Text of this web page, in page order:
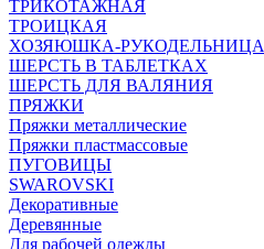
ТРИКОТАЖНАЯ
ТРОИЦКАЯ
ХОЗЯЮШКА-РУКОДЕЛЬНИЦА
ШЕРСТЬ В ТАБЛЕТКАХ
ШЕРСТЬ ДЛЯ ВАЛЯНИЯ
ПРЯЖКИ
Пряжки металлические
Пряжки пластмассовые
ПУГОВИЦЫ
SWAROVSKI
Декоративные
Деревянные
Для рабочей одежды